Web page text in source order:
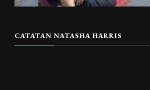
CATATAN NATASHA HARRIS